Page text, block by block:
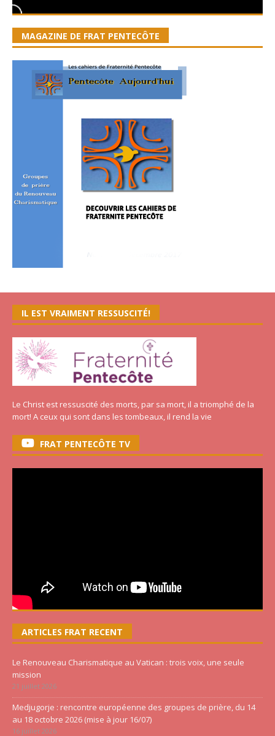
MAGAZINE DE FRAT PENTECÔTE
IL EST VRAIMENT RESSUSCITÉ!
Le Christ est ressuscité des morts, par sa mort, il a triomphé de la
mort! A ceux qui sont dans les tombeaux, il rend la vie
FRAT PENTECÔTE TV
ARTICLES FRAT RECENT
Le Renouveau Charismatique au Vatican : trois voix, une seule
mission
21 juillet 2026
Medjugorje : rencontre européenne des groupes de prière, du 14
au 18 octobre 2026 (mise à jour 16/07)
16 juillet 2026